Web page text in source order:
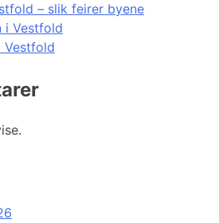
– slik feirer byene
i Vestfold
Vestfold